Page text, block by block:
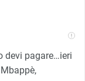
devi pagare…ieri